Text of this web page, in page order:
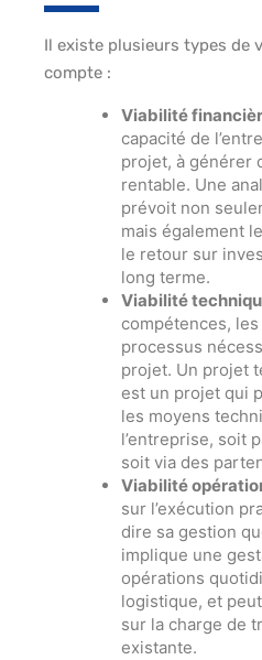
Il existe plusieurs types de
compte :
Viabilité
capacité de
projet, à générer
rentable. Une
prévoit non
mais également
le retour sur
long terme.
Viabilité
compétences,
processus
projet. Un projet
est un projet qui
les moyens
l’entreprise, soit
soit via des
Viabilité
sur l’exécution
dire sa gestion
implique une
opérations
logistique, et
sur la charge de
existante.